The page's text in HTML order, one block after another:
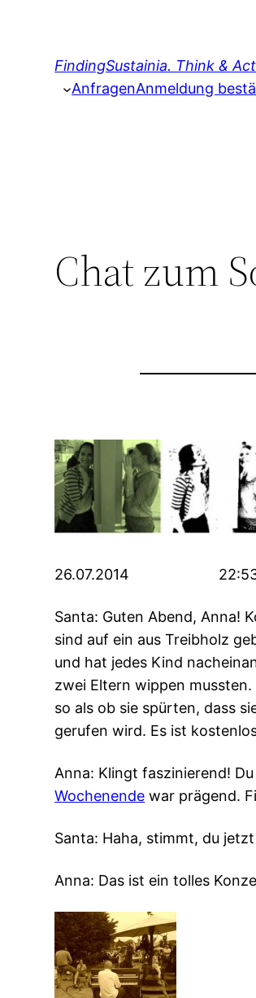
FindingSustainia. Think &
AnfragenAnmeldung
Chat zum
26.07.2014 22:53 –
Santa: Guten Abend, Anna!
sind auf ein aus Treibholz
und hat jedes Kind
zwei Eltern wippen
so als ob sie spürten, dass
gerufen wird. Es ist
Anna: Klingt faszinierend!
Wochenende war prägend.
Santa: Haha, stimmt, du
Anna: Das ist ein tolles